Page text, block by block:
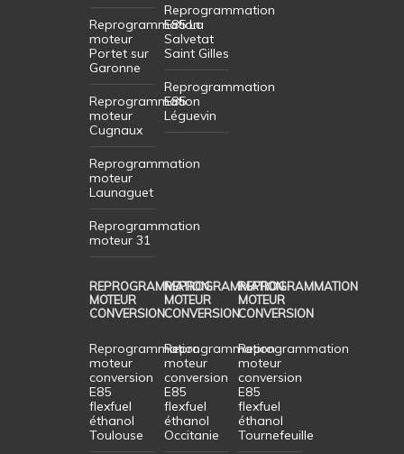
Reprogrammation
moteur
Portet sur
Garonne
Reprogrammation
moteur
Cugnaux
Reprogrammation
moteur
Launaguet
Reprogrammation
moteur 31
Reprogrammation
E85 La
Salvetat
Saint Gilles
Reprogrammation
E85
Léguevin
REPROGRAMMATION
MOTEUR
CONVERSION
Reprogrammation
moteur
conversion
E85
flexfuel
éthanol
Toulouse
REPROGRAMMATION
MOTEUR
CONVERSION
Reprogrammation
moteur
conversion
E85
flexfuel
éthanol
Occitanie
REPROGRAMMATION
MOTEUR
CONVERSION
Reprogrammation
moteur
conversion
E85
flexfuel
éthanol
Tournefeuille